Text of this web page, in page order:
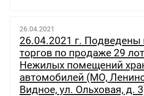
26.04.2021
26.04.2021 г. Подведены
торгов по продаже 29
Нежилых помещений
автомобилей (МО,
Видное, ул. Ольховая, д.